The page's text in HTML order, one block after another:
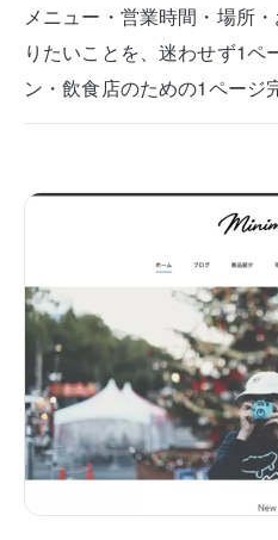
メニュー・営業時間・場所
りたいことを、迷わせず1ペ
ン・飲食店のための1ページ